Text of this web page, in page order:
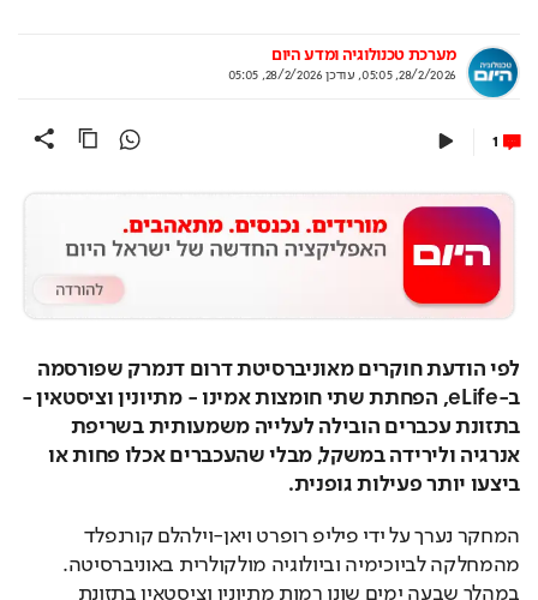
מערכת טכנולוגיה ומדע היום
28/2/2026, 05:05
, עודכן 28/2/2026, 05:05
1
ביצעו יותר פעילות גופנית.